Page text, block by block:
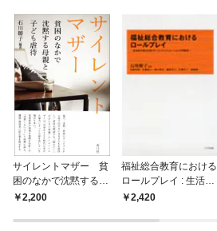
サイレントマザー 貧
困のなかで沈黙する母
親と子ども虐待
2,200
福祉総合教育における
ロールプレイ : 生活者
の視点を培うゲーミン
の可能性
2,420